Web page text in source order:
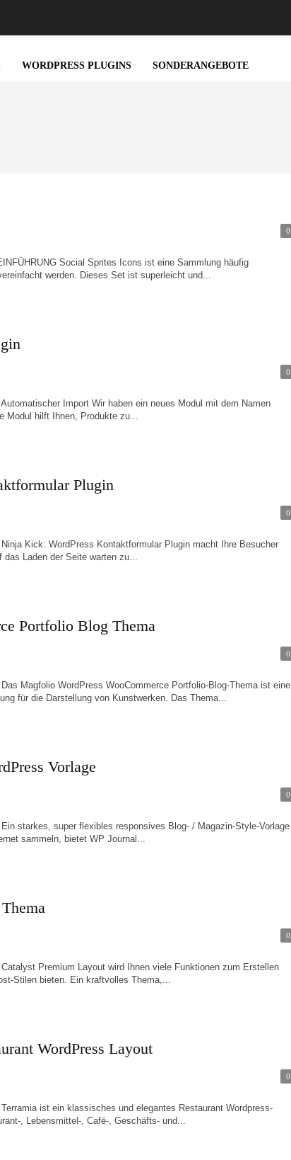
WORDPRESS PLUGINS SONDERANGEBOTE
0
Social Sprites Icons ist eine Sammlung häufig
werden. Dieses Set ist superleicht und...
0
Import Wir haben ein neues Modul mit dem Namen
Modul hilft Ihnen, Produkte zu...
Plugin
0
Kick: WordPress Kontaktformular Plugin macht Ihre Besucher
Laden der Seite warten zu...
Portfolio Blog Thema
0
Magfolio WordPress WooCommerce Portfolio-Blog-Thema ist eine
für die Darstellung von Kunstwerken. Das Thema...
Vorlage
0
starkes, super flexibles responsives Blog- / Magazin-Style-Vorlage
sammeln, bietet WP Journal...
0
Premium Layout wird Ihnen viele Funktionen zum Erstellen
Stilen bieten. Ein kraftvolles Thema,...
WordPress Layout
0
ist ein klassisches und elegantes Restaurant Wordpress-
, Lebensmittel-, Café-, Geschäfts- und...